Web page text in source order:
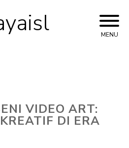
Skip
to
MENU
VIDEO ART:
DI ERA